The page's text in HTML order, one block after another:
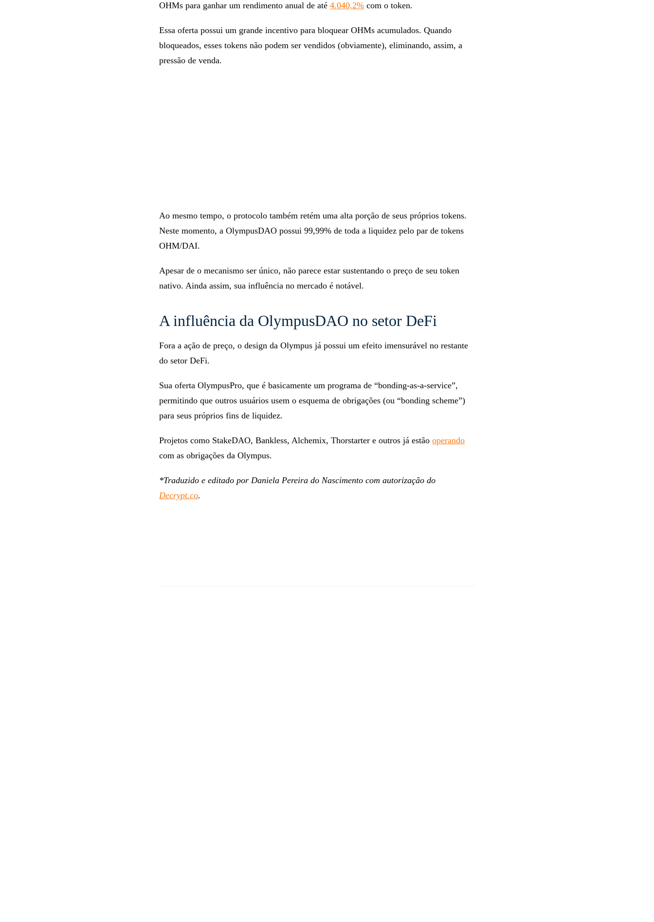
OHMs para ganhar um rendimento anual de até4.040,2% com o token.
Essa oferta possui um grande incentivo para bloquear OHMs acumulados. Quando
bloqueados, esses tokens não podem ser vendidos (obviamente), eliminando, assim, a
pressão de venda.
Ao mesmo tempo, o protocolo também retém uma alta porção de seus próprios tokens.
Neste momento, a OlympusDAO possui 99,99% de toda a liquidez pelo par de tokens
OHM/DAI.
Apesar de o mecanismo ser único, não parece estar sustentando o preço de seu token
nativo. Ainda assim, sua influência no mercado é notável.
A influência da OlympusDAO no setor DeFi
Fora a ação de preço, o design da Olympus já possui um efeito imensurável no restante
do setor DeFi.
Sua oferta OlympusPro, que é basicamente um programa de “bonding-as-a-service”,
permitindo que outros usuários usem o esquema de obrigações (ou “bonding scheme”)
para seus próprios fins de liquidez.
Projetos como StakeDAO, Bankless, Alchemix, Thorstarter e outros já estãooperando
com as obrigações da Olympus.
*Traduzido e editado por Daniela Pereira do Nascimento com autorização do
Decrypt.co.